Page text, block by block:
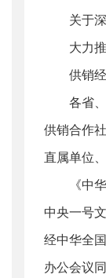
关于
大力
供销
各省
供销合作
直属单位
《中
中央一号
经中华全
办公会议